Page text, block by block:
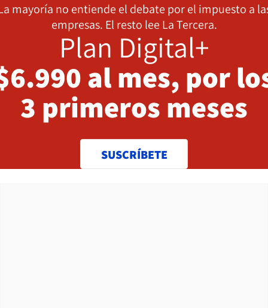
mayoría no entiende el debate por el impuesto a
empresas. El resto lee La Tercera.
Plan Digital+
al mes, por
3 primeros meses
SUSCRÍBETE